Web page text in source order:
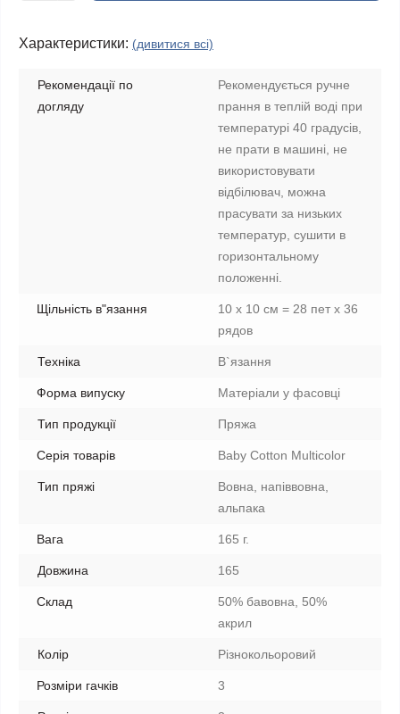
Характеристики: (дивитися всі)
Рекомендації по
догляду
Рекомендується ручне
прання в теплій воді при
температурі 40 градусів,
не прати в машині, не
використовувати
відбілювач, можна
прасувати за низьких
температур, сушити в
горизонтальному
положенні.
Щільність в"язання
10 х 10 см = 28 пет х 36
рядов
Техніка В`язання
Форма випуску Матеріали у фасовці
Тип продукції Пряжа
Серія товарів Baby Cotton Multicolor
Тип пряжі
Вовна, напіввовна,
альпака
Вага 165 г.
Довжина 165
Склад
50% бавовна, 50%
акрил
Колір Різнокольоровий
Розміри гачків 3